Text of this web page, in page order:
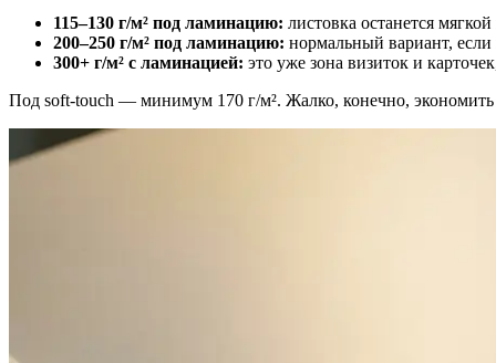
115–130 г/м² под ламинацию: листовка останется
200–250 г/м² под ламинацию: нормальный вариант,
300+ г/м² с ламинацией: это уже зона визиток и
Под soft-touch — минимум 170 г/м². Жалко, конечно,